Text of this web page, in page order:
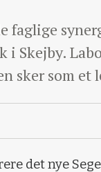
faglige
i Skejby.
sker som
det nye